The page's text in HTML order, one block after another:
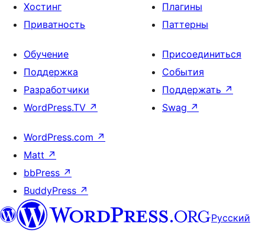
Хостинг
Приватность
Плагины
Паттерны
Обучение
Поддержка
Разработчики
WordPress.TV ↗
Присоединиться
События
Поддержать ↗
Swag ↗
WordPress.com ↗
Matt ↗
bbPress ↗
BuddyPress ↗
Русский